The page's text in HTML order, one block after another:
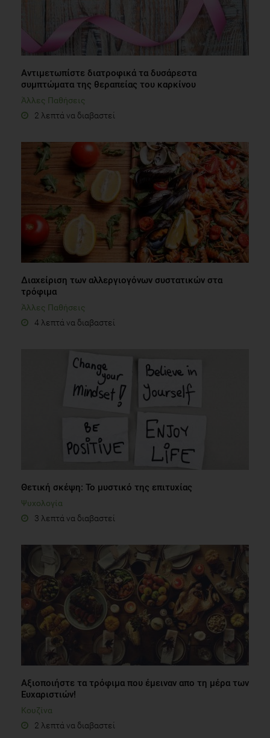
Αντιμετωπίστε διατροφικά τα δυσάρεστα
συμπτώματα της θεραπείας του καρκίνου
Άλλες Παθήσεις
2 λεπτά να διαβαστεί
Διαχείριση των αλλεργιογόνων συστατικών στα
τρόφιμα
Άλλες Παθήσεις
4 λεπτά να διαβαστεί
Θετική σκέψη: Το μυστικό της επιτυχίας
Ψυχολογία
3 λεπτά να διαβαστεί
Αξιοποιήστε τα τρόφιμα που έμειναν απο τη μέρα των
Ευχαριστιών!
Κουζίνα
2 λεπτά να διαβαστεί